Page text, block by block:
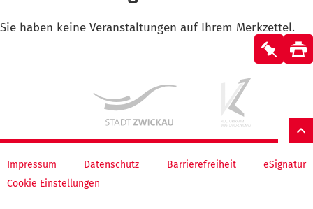
Sie haben keine Veranstaltungen auf Ihrem Merkzettel.
No
the
Impressum Datenschutz Barrierefreiheit
eSignatur
Cookie Einstellungen